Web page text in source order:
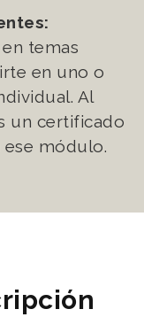
temas
en uno o
Al
un certificado
módulo.